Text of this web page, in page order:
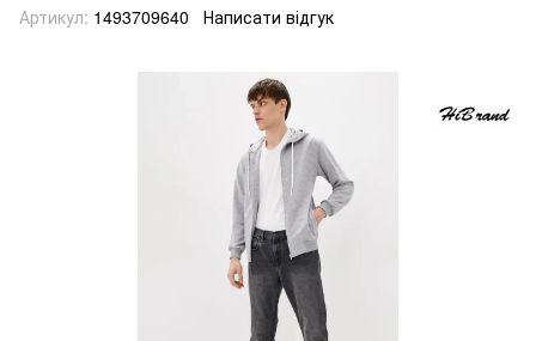
Артикул: 1493709640 Написати відгук